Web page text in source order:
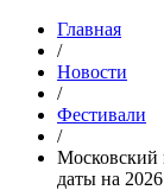
Главная
/
Новости
/
Фестивали
/
Московский
даты на